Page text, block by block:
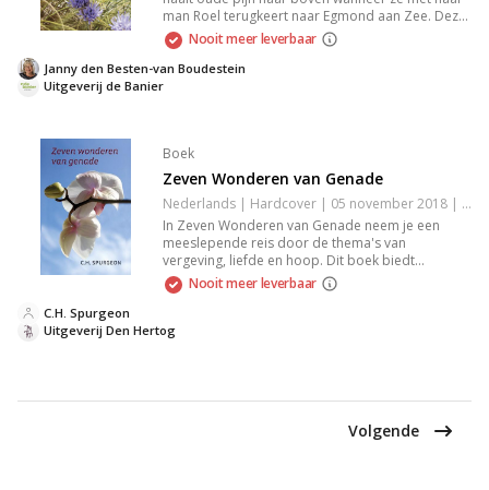
man Roel terugkeert naar Egmond aan Zee. Deze
confrontatie leidt tot een helende reis door
herinneringen. Dit aangrijpende verhaal duikt in
de geschiedenis van vakantiekolonies in de jaren
vijftig en biedt een ontroerende kijk op verleden
Nooit meer leverbaar
Uitgeverij de Banier
Janny den Besten-van Boudestein
Boek
Zeven Wonderen van Genade
Nederlands | Hardcover | 05 november 2018 | 160 pagina's | 9789033128882
In Zeven Wonderen van Genade neem je een
meeslepende reis door de thema's van
vergeving, liefde en hoop. Dit boek biedt
diepgaande inzichten in de kracht van genade en
de transformatie die het kan brengen in het leven.
praktische levenslessen die de weg naar
Nooit meer leverbaar
Uitgeverij Den Hertog
C.H. Spurgeon
Volgende